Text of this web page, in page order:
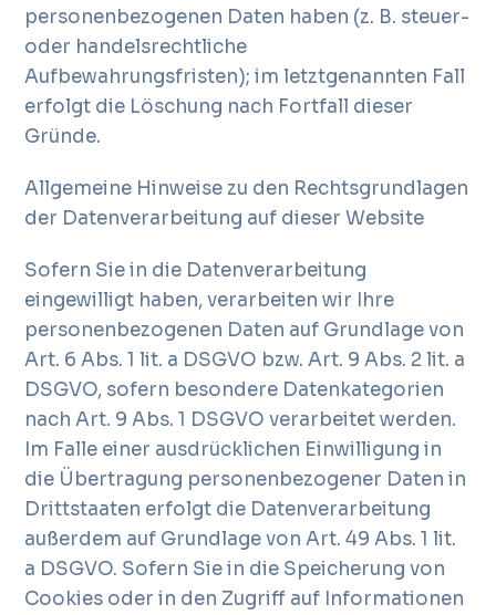
personenbezogenen Daten haben (z. B. steuer-
oder handelsrechtliche
Aufbewahrungsfristen); im letztgenannten Fall
erfolgt die Löschung nach Fortfall dieser
Gründe.
Allgemeine Hinweise zu den Rechtsgrundlagen
der Datenverarbeitung auf dieser Website
Sofern Sie in die Datenverarbeitung
eingewilligt haben, verarbeiten wir Ihre
personenbezogenen Daten auf Grundlage von
Art. 6 Abs. 1 lit. a DSGVO bzw. Art. 9 Abs. 2 lit. a
DSGVO, sofern besondere Datenkategorien
nach Art. 9 Abs. 1 DSGVO verarbeitet werden.
Im Falle einer ausdrücklichen Einwilligung in
die Übertragung personenbezogener Daten in
Drittstaaten erfolgt die Datenverarbeitung
außerdem auf Grundlage von Art. 49 Abs. 1 lit.
a DSGVO. Sofern Sie in die Speicherung von
Cookies oder in den Zugriff auf Informationen